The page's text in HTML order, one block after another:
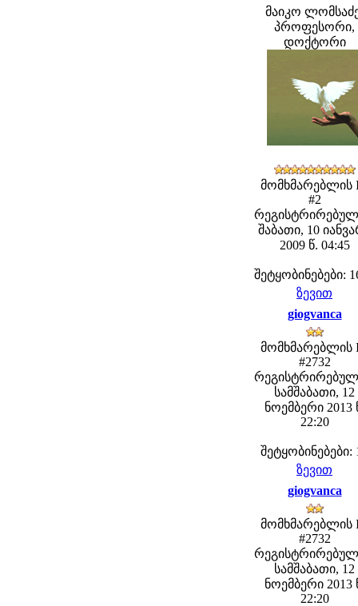
მაიკო
პროფესორი,
დოქტორი
მომხმარებლის
#2
შაბათი, 10
2009 წ. 04:45
შეტყობინებები:
ზევით
giogvanca
მომხმარებლის
#2732
სამშაბათი, 12
ნოემბერი 2013
22:20
შეტყობინებები:
ზევით
giogvanca
მომხმარებლის
#2732
სამშაბათი, 12
ნოემბერი 2013
22:20